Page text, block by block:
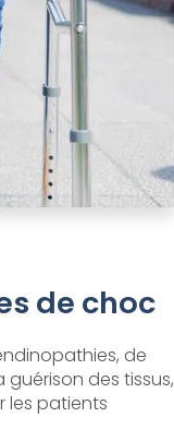
de choc
de
des tissus,
les patients